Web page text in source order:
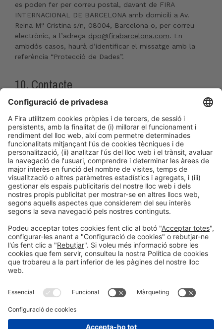
es poden fer per correu postal, davant de FIRA
INTERNACIONAL DE BARCELONA amb domicili a Av.
Reina Mª Cristina s/n, 08004, Barcelona o, per correu
electrònic, a l’adreça dpo@firabarcelona.com. En
ambdós casos, haurà d’identificar el missatge amb la
referència “Protecció de Dades”.
10. Contacte
seves dades pot posar-se en contacte amb el nostre
DPO adpo@firabarcelona.comTanmateix vostè pot
dirigir les seves reclamacions derivades dels tractament
de les seves dades de caràcter personal davant de la
Autoritat Catalana de Protecció de Dades
(apdcat.gencat.cat ).
#EXPOQUIMIA2026